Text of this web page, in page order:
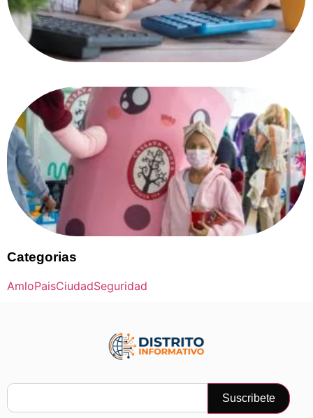
Categorias
AmloPaisCiudadSeguridad
Suscribete